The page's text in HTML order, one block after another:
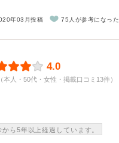
年03月投稿 75人が参考になった
4.0
本人・50代・女性・掲載口コミ13件）
から5年以上経過しています。